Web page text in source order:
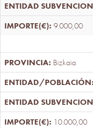
9.000,00
Bizkaia
10.000,00